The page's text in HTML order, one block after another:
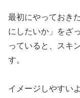
最初にやっておき
にしたいか」をざ
っていると、スキ
す。
イメージしやすい